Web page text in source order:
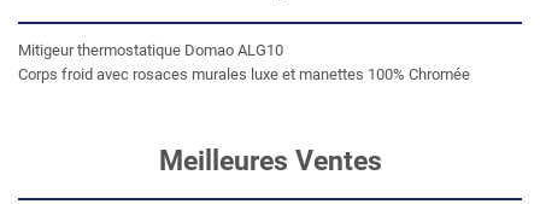
Mitigeur thermostatique Domao ALG10
Corps froid avec rosaces murales luxe et manettes 100% Chromée
Meilleures Ventes